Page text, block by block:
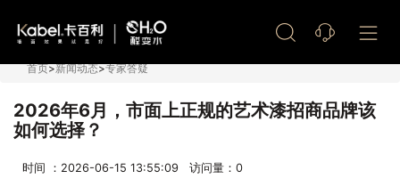
首页>新闻动态>专家答疑
2026年6月，市面上正规的艺术漆招商品牌该
如何选择？
时间 ：2026-06-15 13:55:09 访问量： 0